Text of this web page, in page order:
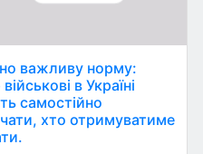
важливу норму:
в Україні
самостійно
хто отримуватиме